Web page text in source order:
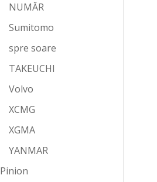
NUMĂR
Sumitomo
spre soare
TAKEUCHI
Volvo
XCMG
XGMA
YANMAR
Pinion